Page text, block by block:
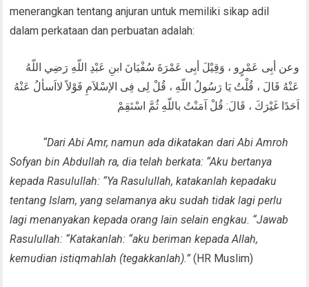
menerangkan tentang anjuran untuk memiliki sikap adil
dalam perkataan dan perbuatan adalah:
وعن أبِى عَمْرٍو ، وَقِيْلَ أبِى عَمْرَةَ سُفْيَانَ ابنِ عَبْدِ اللّهِ رَضِي اللّهُ
عَنْهُ قَالَ ، قُلْتُ يَا رَسُولُ اللّهِ ، قُلْ لِى فِى الإسْلاَمِ قَوْلاً لااَسألُ عَنْهُ
اَحَدًا غَيْرَكَ ، قَالَ: قُلْ آمَنْتُ باللّهِ ثُمَّ اسْتَقِمْ
“Dari Abi Amr, namun ada dikatakan dari Abi Amroh
Sofyan bin Abdullah ra, dia telah berkata: “Aku bertanya
kepada Rasulullah: “Ya Rasulullah, katakanlah kepadaku
tentang Islam, yang selamanya aku sudah tidak lagi perlu
lagi menanyakan kepada orang lain selain engkau. “Jawab
Rasulullah: “Katakanlah: “aku beriman kepada Allah,
kemudian istiqmahlah (tegakkanlah).”(HR Muslim)